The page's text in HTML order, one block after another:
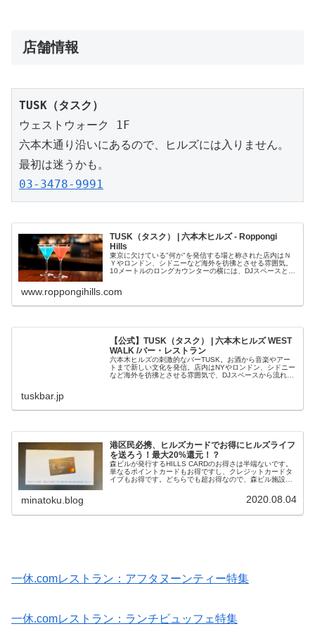
店舗情報
ウェストウォーク 1F
六本木通り沿いにあるので、ヒルズには入りません。
03-3478-9991
TUSK（タスク） | 六本木ヒルズ - Roppongi
Hills
東京に欠けている"何か"を発信する場と称された店内はＮ
Ｙやロンドン、シドニーなど海外を彷彿とさせる雰囲気。
10メートルのロングカウンターの横には、DJスペースと最
www.roppongihills.com
【公式】TUSK（タスク） | 六本木ヒルズ WEST
WALK /バー・レストラン
六本木ヒルズの刺激的なバーTUSK。お酒から音楽やアー
トまで新しい文化を発信。店内はNYやロンドン、シドニー
など海外を彷彿とさせる雰囲気で、DJスペースから流れる
tuskbar.jp
港区民必携、ヒルズカードでお得にヒルズライフ
を送ろう！最大20%還元！？
森ビルが発行するHILLS CARDのお得さは半端ないです。
単なるポイントカードもお得ですし、クレジットカードタ
イプもお得です。どちらでも超お得なので、森ビル施設を
minatoku.blog 2020.08.04
一休.comレストラン：アフタヌーンティー特集
一休.comレストラン：ランチビュッフェ特集